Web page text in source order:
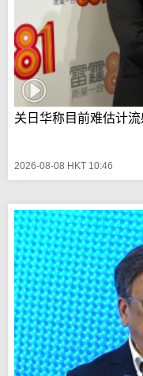
关日华称目前难估计
2026-08-08 HKT 10:46